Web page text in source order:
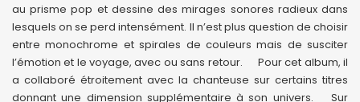
au prisme pop et dessine des mirages sonores radieux dans
lesquels on se perd intensément. Il n’est plus question de choisir
entre monochrome et spirales de couleurs mais de susciter
l’émotion et le voyage, avec ou sans retour. Pour cet album, il
a collaboré étroitement avec la chanteuse sur certains titres
donnant une dimension supplémentaire à son univers. Sur